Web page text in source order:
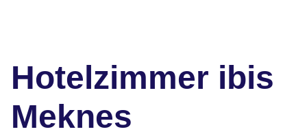
Hotelzimmer ibis
Meknes